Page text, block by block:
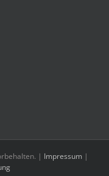
| Impressum |